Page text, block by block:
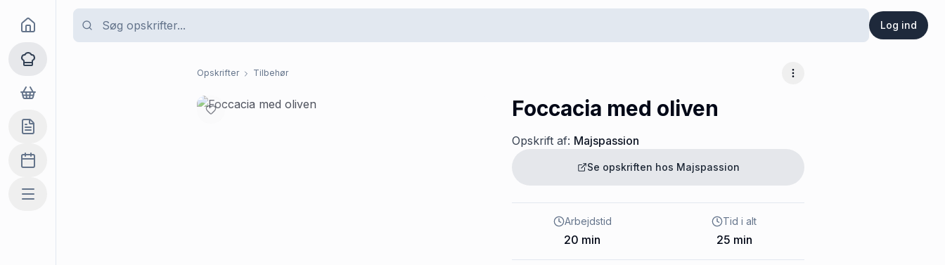
Log ind
Goma
Opskrifter
Dagligvarer
Indkøbslisten
Madplan
Mere
Opskrifter Tilbehør Flere muligheder
Foccacia med oliven
Opskrift af: Majspassion
Se opskriften hos Majspassion
Arbejdstid
20 min
Tid i alt
25 min